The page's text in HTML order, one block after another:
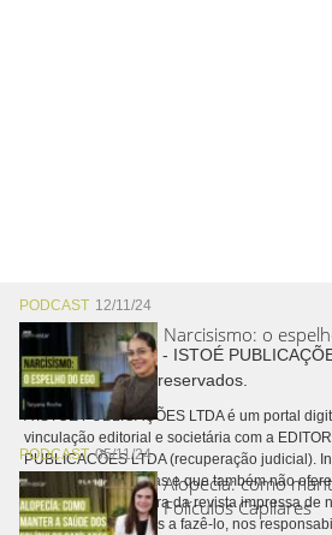
PODCAST 12/11/24
Narcisismo: o
PODCAST05/11/24
Alopecia: como
Folículos Capilares
Copyright © 2026 - ISTOÉ
Todos os direitos reservados.
A ISTOÉ PUBLICAÇÕES LTDA é um portal
vinculação editorial e societária com a
PUBLICACÕES LTDA (recuperação judicial).
realizamos cobranças e que também não
contrato de assinatura da revista impressa de
autorizamos terceiros a fazê-lo, nos